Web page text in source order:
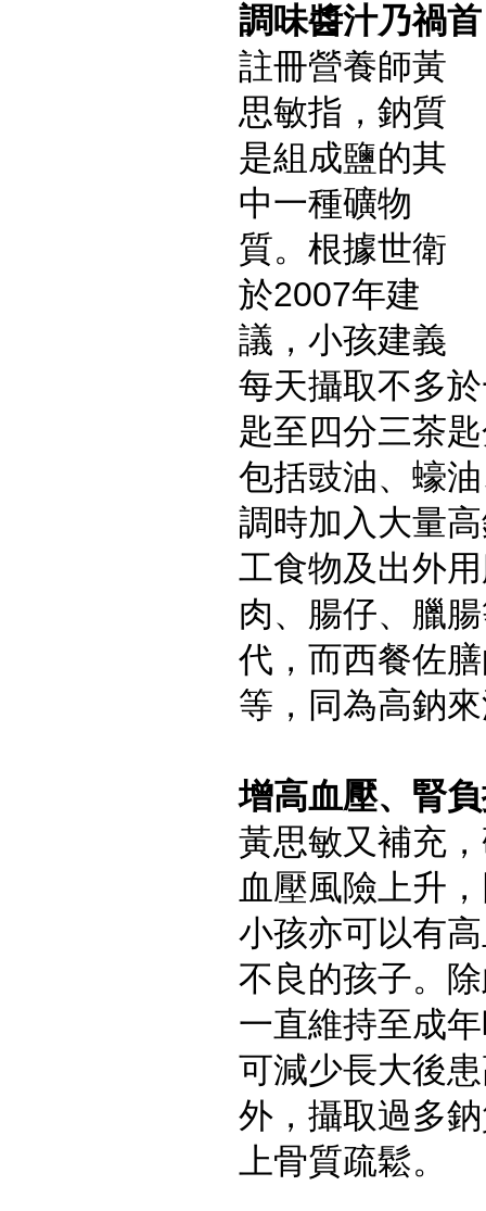
調味醬汁乃禍首
註冊營養師黃
思敏指，鈉質
是組成鹽的其
中一種礦物
質。根據世衛
於2007年建
議，小孩建義
每天攝取不多
匙至四分三茶
包括豉油、蠔
調時加入大量
工食物及出外
肉、腸仔、臘
代，而西餐佐
等，同為高鈉
增高血壓、腎
黃思敏又補充
血壓風險上升
小孩亦可以有
不良的孩子。
一直維持至成
可減少長大後
外，攝取過多
上骨質疏鬆。